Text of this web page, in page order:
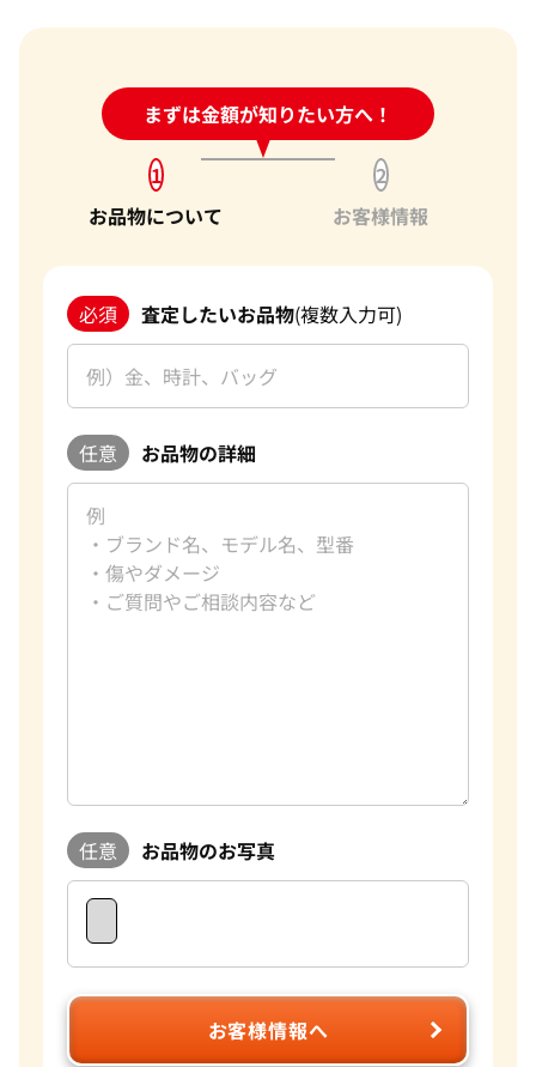
まずは金額が知りたい方へ！
24時間受付中!問い合わせフォーム
1
お品物について
2
お客様情報
必須 査定したいお品物(複数入力可)
任意 お品物の詳細
任意 お品物のお写真
お客様情報へ